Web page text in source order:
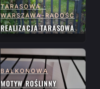
TARASOWA ·
WARSZAWA-RADOŚĆ
REALIZACJA TARASOWA
BALKONOWA
MOTYW ROŚLINNY